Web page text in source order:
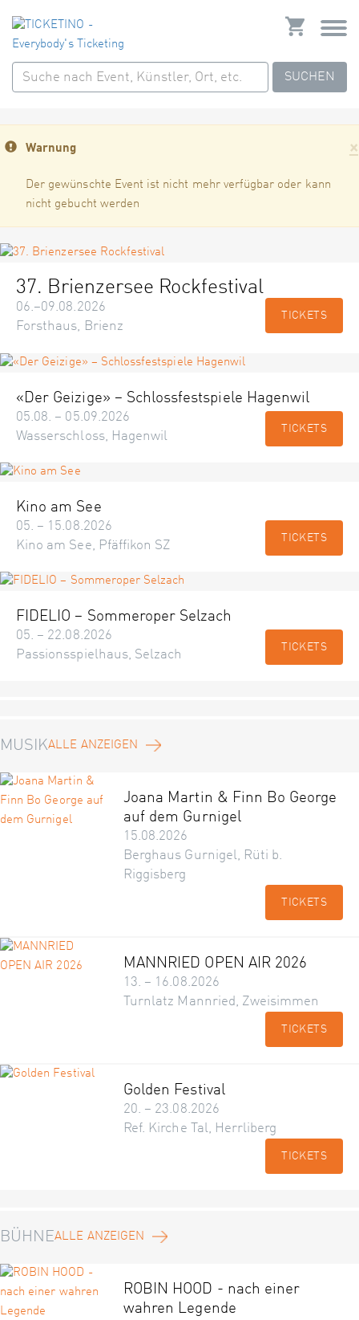
SUCHEN
×
Warnung
Der gewünschte Event ist nicht mehr verfügbar oder kann
nicht gebucht werden
37. Brienzersee Rockfestival
06.–09.08.2026
Forsthaus, Brienz
TICKETS
«Der Geizige» – Schlossfestspiele Hagenwil
05.08. – 05.09.2026
Wasserschloss, Hagenwil
TICKETS
Kino am See
05. – 15.08.2026
Kino am See, Pfäffikon SZ
TICKETS
FIDELIO – Sommeroper Selzach
05. – 22.08.2026
Passionsspielhaus, Selzach
TICKETS
MUSIKALLE ANZEIGEN
Joana Martin & Finn Bo George
auf dem Gurnigel
15.08.2026
Berghaus Gurnigel, Rüti b.
Riggisberg
TICKETS
MANNRIED OPEN AIR 2026
13. – 16.08.2026
Turnlatz Mannried, Zweisimmen
TICKETS
Golden Festival
20. – 23.08.2026
Ref. Kirche Tal, Herrliberg
TICKETS
BÜHNEALLE ANZEIGEN
ROBIN HOOD - nach einer
wahren Legende